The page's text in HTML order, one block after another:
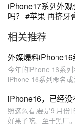
iPhone17系列外观
吗？ #苹果 再挤牙
相关推荐
外媒爆料iPhone16
今年的iPhone 16系列
iPhone 16系列命名
iPhone16，已经
照这么看,要是9 月份
好果子吃。至于黑厂